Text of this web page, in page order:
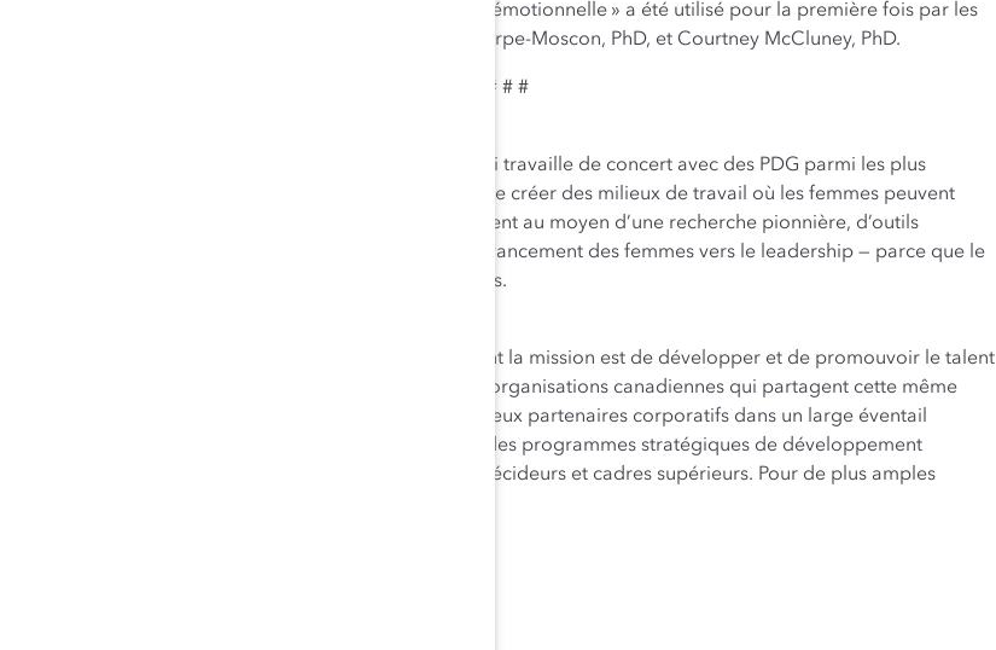
. Le terme « charge émotionnelle » a été utilisé pour la première fois par les
chercheurs de Catalyst Dnika Travis, PhD, Jennifer Thorpe-Moscon, PhD, et Courtney McCluney, PhD.
# # #
Catalyst est un organisme mondial sans but lucratif qui travaille de concert avec des PDG parmi les plus
reconnus et des entreprises de premier plan aux fins de créer des milieux de travail où les femmes peuvent
rayonner. Fondé en 1962, Catalyst suscite le changement au moyen d’une recherche pionnière, d’outils
pratiques et de solutions éprouvées qui accélèrent l’avancement des femmes vers le leadership — parce que le
progrès des femmes est un progrès pour toutes et tous.
est un organisme sans but lucratif dont la mission est de développer et de promouvoir le talent
panasiatique au moyen de partenariats avec d’autres organisations canadiennes qui partagent cette même
vision. Comptant plus de 3 000 membres et de nombreux partenaires corporatifs dans un large éventail
d’industries, Ascend s’engage à offrir à ses membres des programmes stratégiques de développement
professionnel et un accès sans pareil aux principaux décideurs et cadres supérieurs. Pour de plus amples